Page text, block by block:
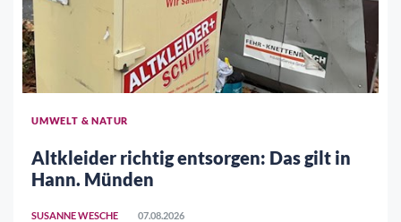
UMWELT & NATUR
Altkleider richtig entsorgen: Das gilt in
Hann. Münden
SUSANNE WESCHE 07.08.2026